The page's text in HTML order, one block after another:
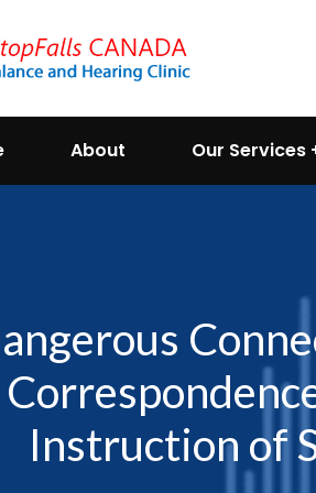
About Our Services
Instruction of